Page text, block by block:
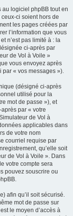
au logiciel phpBB tout en
ci soient hors de
les pages créées par
l’information que vous
n’est pas limité à : la
ci-après par
de Vol à Voile »
vous envoyez après
par « vos messages »).
(désigné ci-après
utilisé pour la
mot de passe »), et
par « votre
de Vol à
applicables dans
de votre nom
courriel requise par
qu’elle soit
de Vol à Voile ». Dans
votre compte sera
pouvez souscrire ou
afin qu’il soit sécurisé.
mot de passe sur
le moyen d’accès à